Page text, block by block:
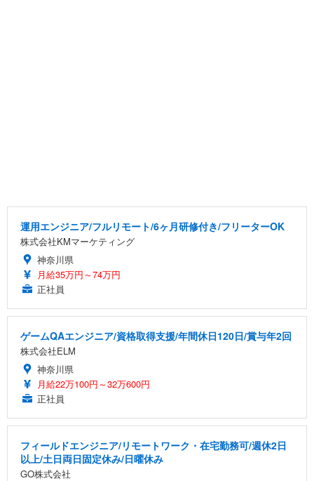
運用エンジニア/フルリモート/6ヶ月研修付き/フリーターOK
株式会社KMマーケティング
神奈川県
月給35万円～74万円
正社員
ゲームQAエンジニア/資格取得支援/年間休日120日/賞与年2回
株式会社ELM
神奈川県
月給22万100円～32万600円
正社員
フィールドエンジニア/リモートワーク・在宅勤務可/週休2日
以上/土日両日固定休み/日曜休み
GO株式会社